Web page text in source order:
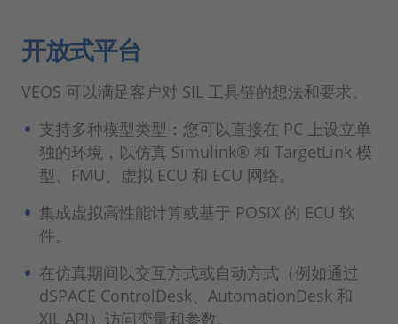
开放式平台
VEOS 可以满足客户对 SIL 工具链的想法和要求。
支持多种模型类型：您可以直接在 PC 上设立单
独的环境，以仿真 Simulink® 和 TargetLink 模
型、FMU、虚拟 ECU 和 ECU 网络。
集成虚拟高性能计算或基于 POSIX 的 ECU 软
件。
在仿真期间以交互方式或自动方式（例如通过
dSPACE ControlDesk、AutomationDesk 和
XIL API）访问变量和参数。